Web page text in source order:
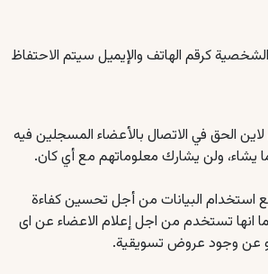
كرقم الهاتف والإيميل سيتم الاحتفاظ
الحق في الاتصال بالأعضاء المسجلين فيه
يشاء، ولن يشارك معلوماتهم مع أي كان.
استخدام البيانات من أجل تحسين كفاءة
انها تستخدم من اجل إعلام الاعضاء عن اى
عن وجود عروض تسويقية.